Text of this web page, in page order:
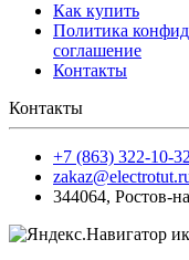
Как купить
Политика
соглашение
Контакты
Контакты
+7 (863) 322-10-32
344064, Ростов-